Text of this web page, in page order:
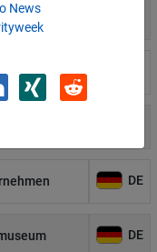
DE
DE
News